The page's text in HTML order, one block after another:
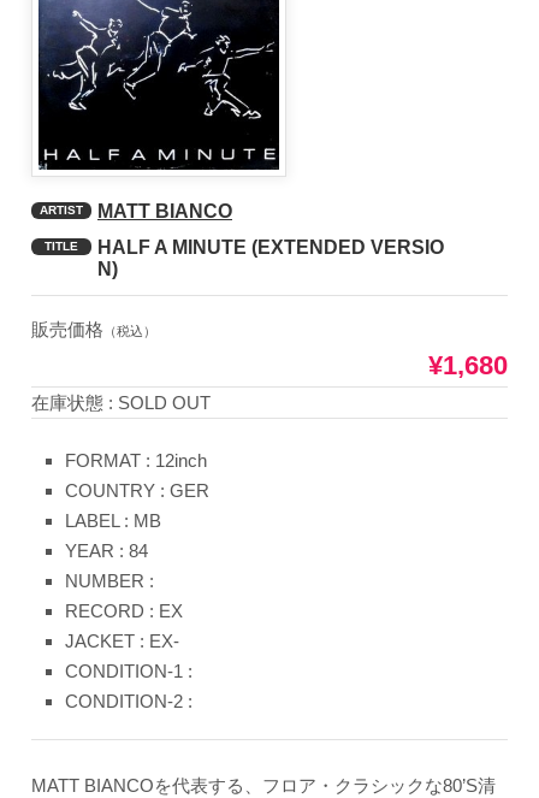
ARTIST MATT BIANCO
TITLE
HALF A MINUTE (EXTENDED VERSIO
N)
販売価格 （税込）
¥1,680
在庫状態 : SOLD OUT
FORMAT : 12inch
COUNTRY : GER
LABEL : MB
YEAR : 84
NUMBER :
RECORD : EX
JACKET : EX-
CONDITION-1 :
CONDITION-2 :
MATT BIANCOを代表する、フロア・クラシックな80’S清